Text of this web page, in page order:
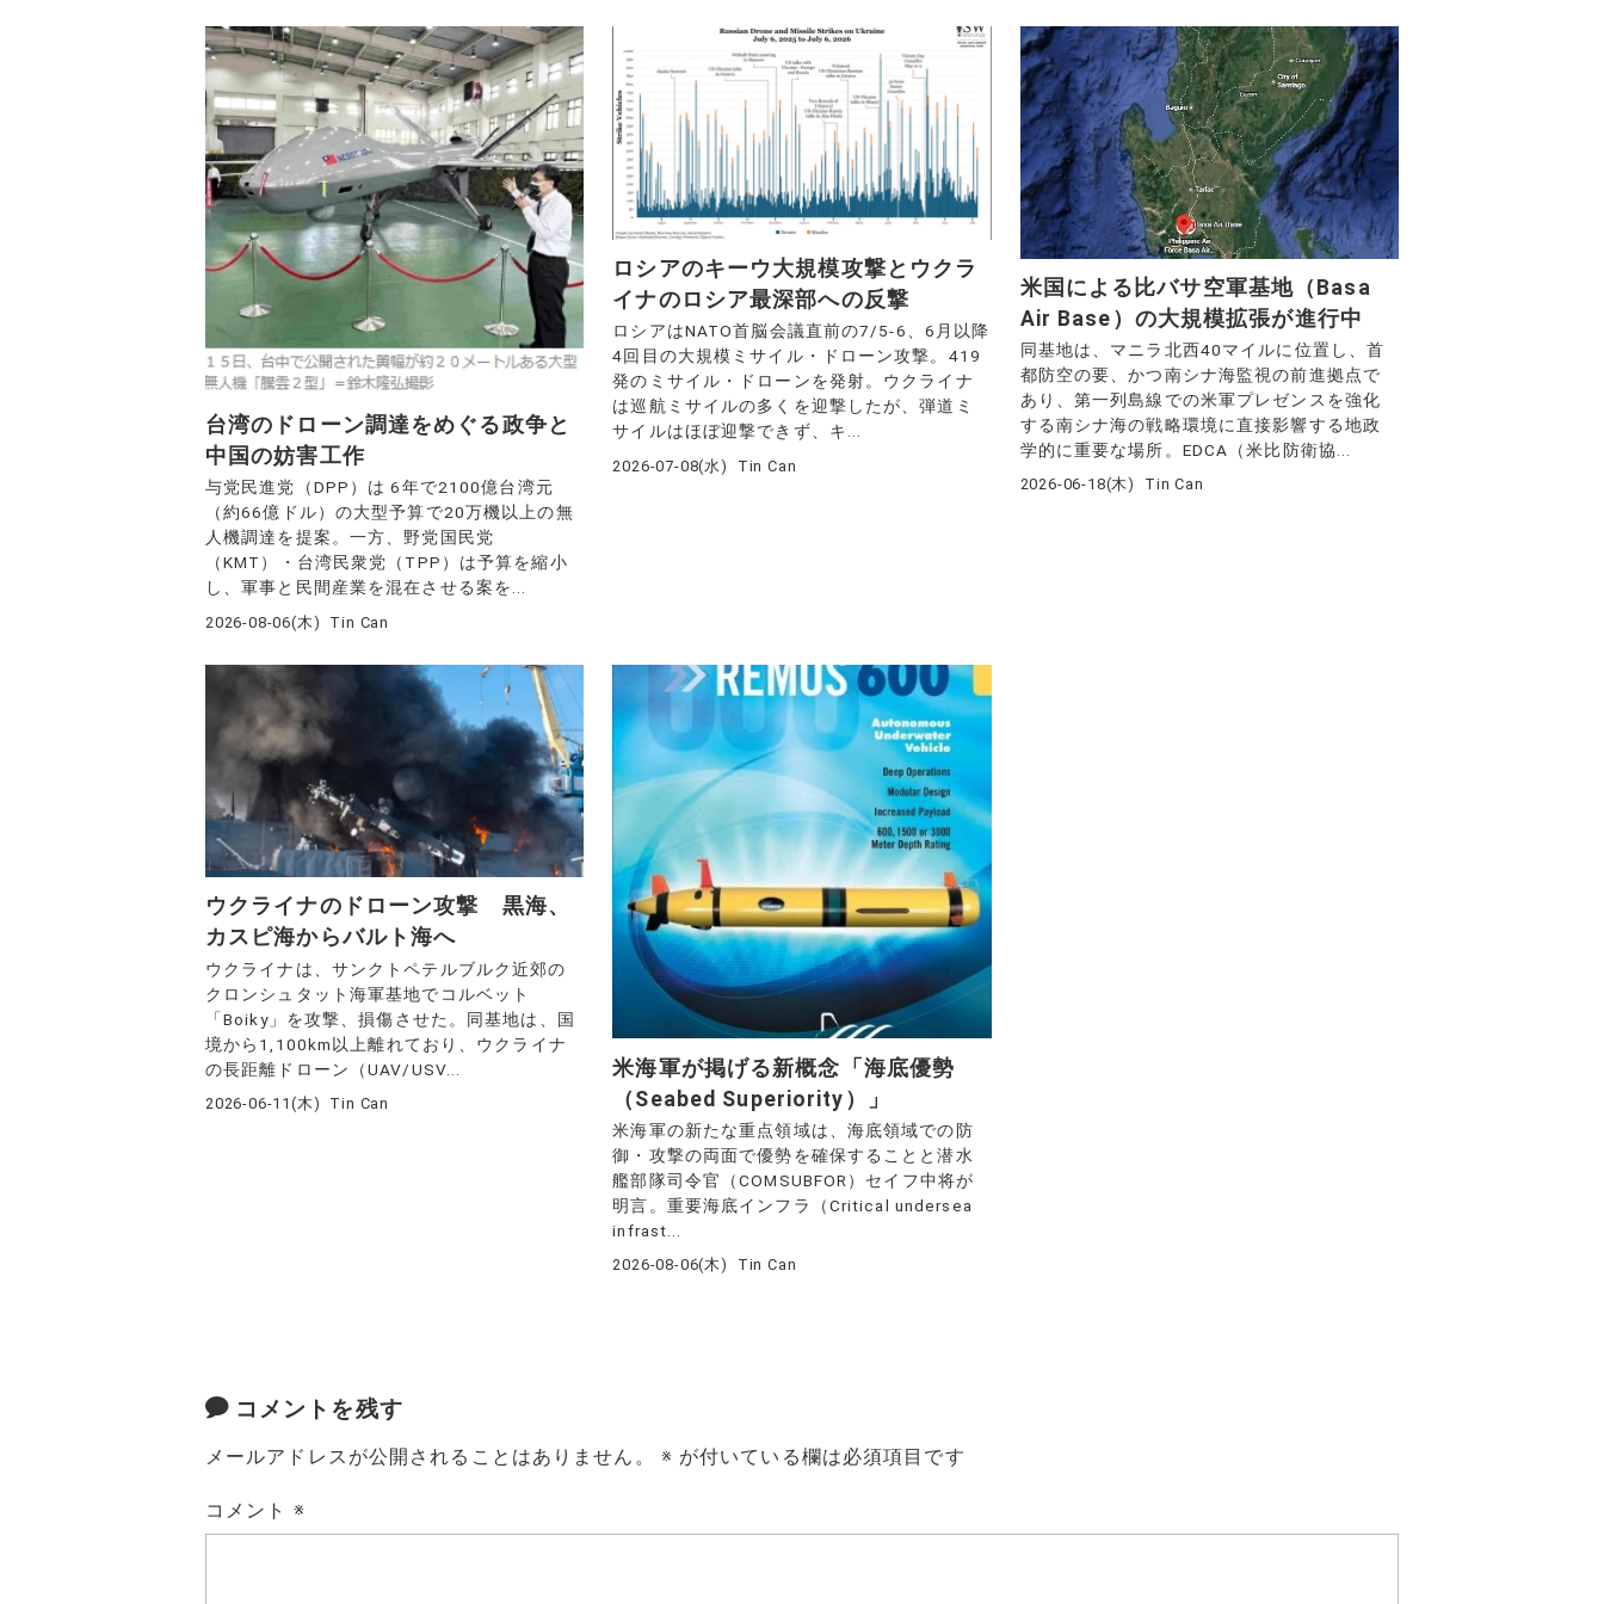
台湾のドローン調達をめぐる政争と
中国の妨害工作
与党民進党（DPP）は 6年で2100億台湾元
（約66億ドル）の大型予算で20万機以上の無
人機調達を提案。一方、野党国民党
（KMT）・台湾民衆党（TPP）は予算を縮小
し、軍事と民間産業を混在させる案を...
2026-08-06(木) Tin Can
ロシアのキーウ大規模攻撃とウクラ
イナのロシア最深部への反撃
ロシアはNATO首脳会議直前の7/5-6、6月以降
4回目の大規模ミサイル・ドローン攻撃。419
発のミサイル・ドローンを発射。ウクライナ
は巡航ミサイルの多くを迎撃したが、弾道ミ
サイルはほぼ迎撃できず、キ...
2026-07-08(水) Tin Can
米国による比バサ空軍基地（Basa
Air Base）の大規模拡張が進行中
同基地は、マニラ北西40マイルに位置し、首
都防空の要、かつ南シナ海監視の前進拠点で
あり、第一列島線での米軍プレゼンスを強化
する南シナ海の戦略環境に直接影響する地政
学的に重要な場所。EDCA（米比防衛協...
2026-06-18(木) Tin Can
ウクライナのドローン攻撃 黒海、
カスピ海からバルト海へ
ウクライナは、サンクトペテルブルク近郊の
クロンシュタット海軍基地でコルベット
「Boiky」を攻撃、損傷させた。同基地は、国
境から1,100km以上離れており、ウクライナ
の長距離ドローン（UAV/USV...
2026-06-11(木) Tin Can
米海軍が掲げる新概念「海底優勢
（Seabed Superiority）」
米海軍の新たな重点領域は、海底領域での防
御・攻撃の両面で優勢を確保することと潜水
艦部隊司令官（COMSUBFOR）セイフ中将が
明言。重要海底インフラ（Critical undersea
infrast...
2026-08-06(木) Tin Can
コメントを残す
メールアドレスが公開されることはありません。 ※ が付いている欄は必須項目です
コメント ※